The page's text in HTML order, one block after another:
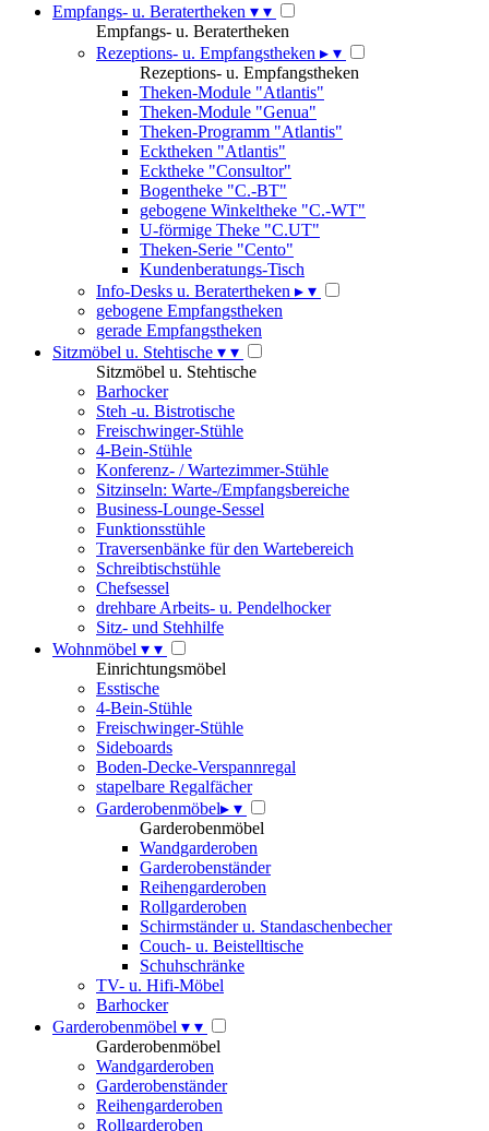
Empfangs- u. Beratertheken ▾ ▾
Empfangs- u. Beratertheken
Rezeptions- u. Empfangstheken ▸ ▾
Rezeptions- u. Empfangstheken
Theken-Module "Atlantis"
Theken-Module "Genua"
Theken-Programm "Atlantis"
Ecktheken "Atlantis"
Ecktheke "Consultor"
Bogentheke "C.-BT"
gebogene Winkeltheke "C.-WT"
U-förmige Theke "C.UT"
Theken-Serie "Cento"
Kundenberatungs-Tisch
Info-Desks u. Beratertheken ▸ ▾
gebogene Empfangstheken
gerade Empfangstheken
Sitzmöbel u. Stehtische ▾ ▾
Sitzmöbel u. Stehtische
Barhocker
Steh -u. Bistrotische
Freischwinger-Stühle
4-Bein-Stühle
Konferenz- / Wartezimmer-Stühle
Sitzinseln: Warte-/Empfangsbereiche
Business-Lounge-Sessel
Funktionsstühle
Traversenbänke für den Wartebereich
Schreibtischstühle
Chefsessel
drehbare Arbeits- u. Pendelhocker
Sitz- und Stehhilfe
Wohnmöbel ▾ ▾
Einrichtungsmöbel
Esstische
4-Bein-Stühle
Freischwinger-Stühle
Sideboards
Boden-Decke-Verspannregal
stapelbare Regalfächer
Garderobenmöbel▸ ▾
Garderobenmöbel
Wandgarderoben
Garderobenständer
Reihengarderoben
Rollgarderoben
Schirmständer u. Standaschenbecher
Couch- u. Beistelltische
Schuhschränke
TV- u. Hifi-Möbel
Barhocker
Garderobenmöbel ▾ ▾
Garderobenmöbel
Wandgarderoben
Garderobenständer
Reihengarderoben
Rollgarderoben